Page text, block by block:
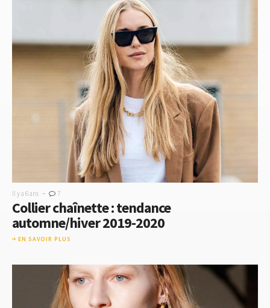
Il y a 6 ans - 7
Collier chaînette : tendance
automne/hiver 2019-2020
EN SAVOIR PLUS